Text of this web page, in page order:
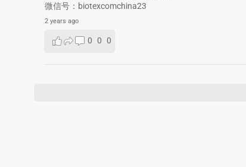
微信号：biotexcomchina23
2 years ago
0 0 0